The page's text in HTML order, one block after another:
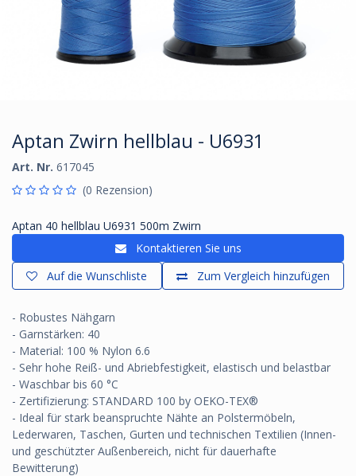
Aptan Zwirn hellblau - U6931
Art. Nr. 617045
(0 Rezension)
Aptan 40 hellblau U6931 500m Zwirn
Kontaktieren Sie uns
Zum Vergleich hinzufügen
Auf die Wunschliste
- Robustes Nähgarn
- Garnstärken: 40
- Material: 100 % Nylon 6.6
- Sehr hohe Reiß- und Abriebfestigkeit, elastisch und belastbar
- Waschbar bis 60 °C
- Zertifizierung: STANDARD 100 by OEKO-TEX®
- Ideal für stark beanspruchte Nähte an Polstermöbeln,
Lederwaren, Taschen, Gurten und technischen Textilien (Innen-
und geschützter Außenbereich, nicht für dauerhafte
Bewitterung)